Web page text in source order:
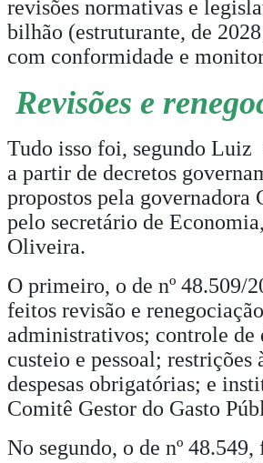
revisões normativas e
bilhão (estruturante, de
com conformidade e
Revisões e
Tudo isso foi, segundo Luiz
a partir de decretos
propostos pela governadora
pelo secretário de
Oliveira.
O primeiro, o de nº 48.509/
feitos revisão e
administrativos; controle de
custeio e pessoal; restrições
despesas obrigatórias; e
Comitê Gestor do Gasto
No segundo, o de nº 48.549,